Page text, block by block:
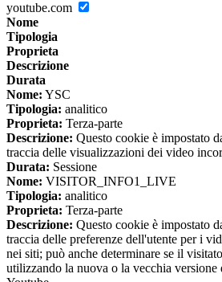
youtube.com
Nome
Tipologia
Proprieta
Descrizione
Durata
Nome: YSC
Tipologia: analitico
Proprieta: Terza-parte
Descrizione: Questo cookie è impostato
traccia delle visualizzazioni dei video
Durata: Sessione
Nome: VISITOR_INFO1_LIVE
Tipologia: analitico
Proprieta: Terza-parte
Descrizione: Questo cookie è impostato
traccia delle preferenze dell'utente per i
nei siti; può anche determinare se il
utilizzando la nuova o la vecchia